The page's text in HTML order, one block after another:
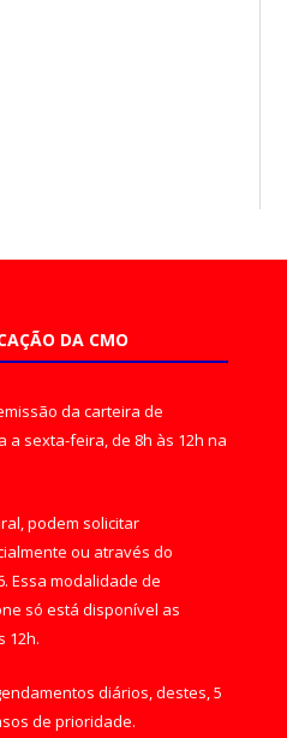
DA CMO
da carteira de
a sexta-feira, de 8h às 12h na
podem solicitar
ou através do
Essa modalidade de
só está disponível as
12h.
diários, destes, 5
de prioridade.